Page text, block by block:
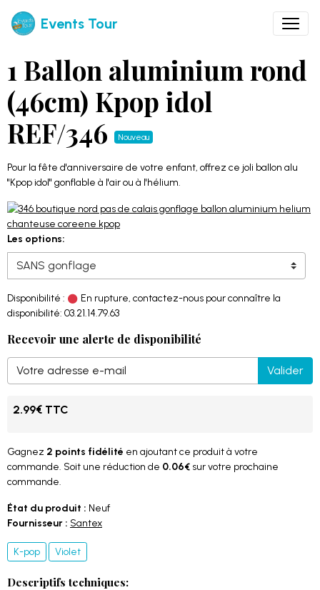
Events Tour
1 Ballon aluminium rond
(46cm) Kpop idol
REF/346
Nouveau
Pour la fête d'anniversaire de votre enfant, offrez ce joli ballon alu
"Kpop idol" gonflable à l'air ou à l'hélium.
Les options:
Disponibilité :
En rupture, contactez-nous pour connaître la
disponibilité: 03.21.14.79.63
Recevoir une alerte de disponibilité
Valider
2.99€ TTC
Gagnez 2 points fidélité en ajoutant ce produit à votre
commande. Soit une réduction de 0.06€ sur votre prochaine
commande.
État du produit : Neuf
Fournisseur : Santex
K-pop Violet
Descriptifs techniques: